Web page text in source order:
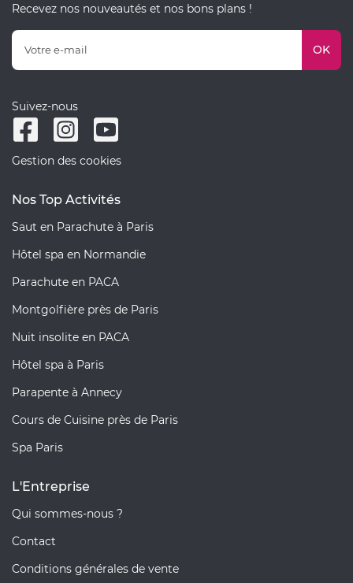
Recevez nos nouveautés et nos bons plans !
OK
Suivez-nous
Gestion des cookies
Nos Top Activités
Saut en Parachute à Paris
Hôtel spa en Normandie
Parachute en PACA
Montgolfière près de Paris
Nuit insolite en PACA
Hôtel spa à Paris
Parapente à Annecy
Cours de Cuisine près de Paris
Spa Paris
L'Entreprise
Qui sommes-nous ?
Contact
Conditions générales de vente